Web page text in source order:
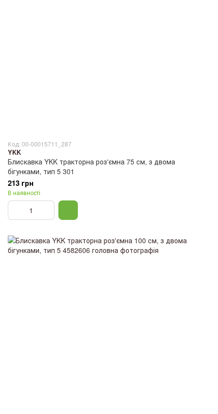
Код: 00-00015711_287
YKK
Блискавка YKK тракторна роз'ємна 75 см, з двома
бігунками, тип 5 301
213 грн
В наявності